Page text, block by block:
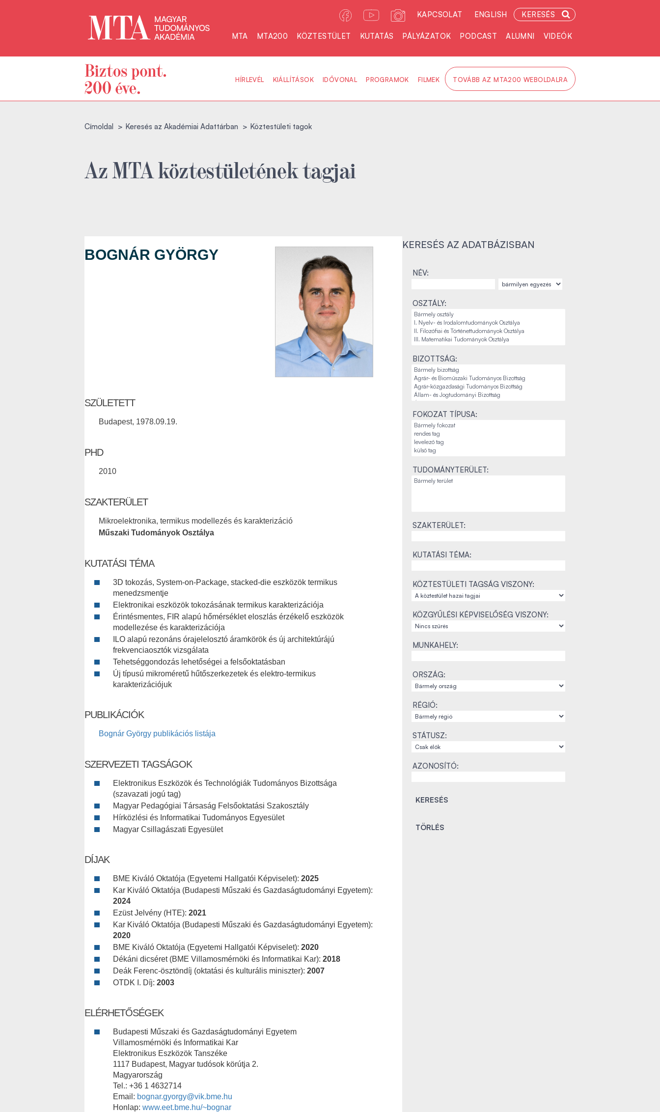
KAPCSOLAT ENGLISH KERESÉS
MTA MTA200 KÖZTESTÜLET KUTATÁS PÁLYÁZATOK PODCAST ALUMNI VIDEÓK
HÍRLEVÉL KIÁLLÍTÁSOK IDŐVONAL PROGRAMOK FILMEK TOVÁBB AZ MTA200 WEBOLDALRA
Címoldal Keresés az Akadémiai Adattárban Köztestületi tagok
Az MTA köztestületének tagjai
BOGNÁR GYÖRGY
SZÜLETETT
Budapest, 1978.09.19.
PHD
2010
SZAKTERÜLET
Mikroelektronika, termikus modellezés és karakterizáció
Műszaki Tudományok Osztálya
KUTATÁSI TÉMA
3D tokozás, System-on-Package, stacked-die eszközök termikus
menedzsmentje
Elektronikai eszközök tokozásának termikus karakterizációja
Érintésmentes, FIR alapú hőmérséklet eloszlás érzékelő eszközök
modellezése és karakterizációja
ILO alapú rezonáns órajelelosztó áramkörök és új architektúrájú
frekvenciaosztók vizsgálata
Tehetséggondozás lehetőségei a felsőoktatásban
Új típusú mikroméretű hűtőszerkezetek és elektro-termikus
karakterizációjuk
PUBLIKÁCIÓK
Bognár György publikációs listája
SZERVEZETI TAGSÁGOK
Elektronikus Eszközök és Technológiák Tudományos Bizottsága
(szavazati jogú tag)
Magyar Pedagógiai Társaság Felsőoktatási Szakosztály
Hírközlési és Informatikai Tudományos Egyesület
Magyar Csillagászati Egyesület
DÍJAK
BME Kiváló Oktatója (Egyetemi Hallgatói Képviselet): 2025
Kar Kiváló Oktatója (Budapesti Műszaki és Gazdaságtudományi Egyetem):
2024
Ezüst Jelvény (HTE): 2021
Kar Kiváló Oktatója (Budapesti Műszaki és Gazdaságtudományi Egyetem):
2020
BME Kiváló Oktatója (Egyetemi Hallgatói Képviselet): 2020
Dékáni dicséret (BME Villamosmérnöki és Informatikai Kar): 2018
Deák Ferenc-ösztöndíj (oktatási és kulturális miniszter): 2007
OTDK I. Díj: 2003
ELÉRHETŐSÉGEK
Budapesti Műszaki és Gazdaságtudományi Egyetem
Villamosmérnöki és Informatikai Kar
Elektronikus Eszközök Tanszéke
1117 Budapest, Magyar tudósok körútja 2.
Magyarország
Tel.: +36 1 4632714
Email: bognar.gyorgy@vik.bme.hu
Honlap: www.eet.bme.hu/~bognar
KERESÉS AZ ADATBÁZISBAN
NÉV:
OSZTÁLY:
BIZOTTSÁG:
FOKOZAT TÍPUSA:
TUDOMÁNYTERÜLET:
SZAKTERÜLET:
KUTATÁSI TÉMA:
KÖZTESTÜLETI TAGSÁG VISZONY:
KÖZGYŰLÉSI KÉPVISELŐSÉG VISZONY:
MUNKAHELY:
ORSZÁG:
RÉGIÓ:
STÁTUSZ:
AZONOSÍTÓ: